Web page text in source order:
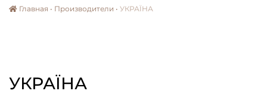
Главная • Производители • УКРАЇНА
УКРАЇНА